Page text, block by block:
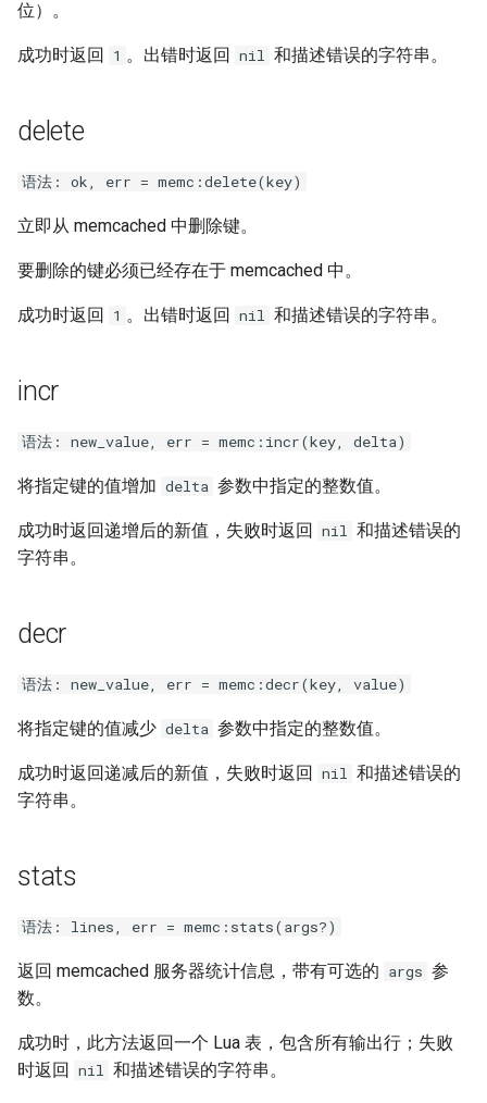
位）。
成功时返回 1 。出错时返回 nil 和描述错误的字符串。
delete
语法: ok, err = memc:delete(key)
立即从 memcached 中删除键。
要删除的键必须已经存在于 memcached 中。
成功时返回 1 。出错时返回 nil 和描述错误的字符串。
incr
语法: new_value, err = memc:incr(key, delta)
将指定键的值增加 delta 参数中指定的整数值。
成功时返回递增后的新值，失败时返回 nil 和描述错误的
字符串。
decr
语法: new_value, err = memc:decr(key, value)
将指定键的值减少 delta 参数中指定的整数值。
成功时返回递减后的新值，失败时返回 nil 和描述错误的
字符串。
stats
语法: lines, err = memc:stats(args?)
返回 memcached 服务器统计信息，带有可选的 args 参
数。
成功时，此方法返回一个 Lua 表，包含所有输出行；失败
时返回 nil 和描述错误的字符串。